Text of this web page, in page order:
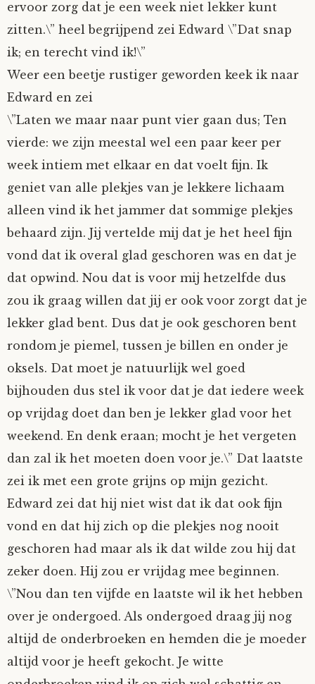
ervoor zorg dat je een week niet lekker kunt
zitten.\” heel begrijpend zei Edward \”Dat snap
ik; en terecht vind ik!\”
Weer een beetje rustiger geworden keek ik naar
Edward en zei
\”Laten we maar naar punt vier gaan dus; Ten
vierde: we zijn meestal wel een paar keer per
week intiem met elkaar en dat voelt fijn. Ik
geniet van alle plekjes van je lekkere lichaam
alleen vind ik het jammer dat sommige plekjes
behaard zijn. Jij vertelde mij dat je het heel fijn
vond dat ik overal glad geschoren was en dat je
dat opwind. Nou dat is voor mij hetzelfde dus
zou ik graag willen dat jij er ook voor zorgt dat je
lekker glad bent. Dus dat je ook geschoren bent
rondom je piemel, tussen je billen en onder je
oksels. Dat moet je natuurlijk wel goed
bijhouden dus stel ik voor dat je dat iedere week
op vrijdag doet dan ben je lekker glad voor het
weekend. En denk eraan; mocht je het vergeten
dan zal ik het moeten doen voor je.\” Dat laatste
zei ik met een grote grijns op mijn gezicht.
Edward zei dat hij niet wist dat ik dat ook fijn
vond en dat hij zich op die plekjes nog nooit
geschoren had maar als ik dat wilde zou hij dat
zeker doen. Hij zou er vrijdag mee beginnen.
\”Nou dan ten vijfde en laatste wil ik het hebben
over je ondergoed. Als ondergoed draag jij nog
altijd de onderbroeken en hemden die je moeder
altijd voor je heeft gekocht. Je witte